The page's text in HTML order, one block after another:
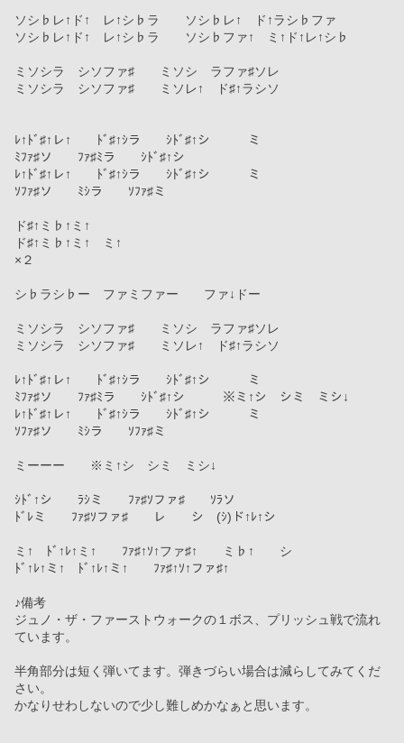
ソシ♭レ↑ド↑　レ↑シ♭ラ　　ソシ♭レ↑　ド↑ラシ♭ファ
ソシ♭レ↑ド↑　レ↑シ♭ラ　　ソシ♭ファ↑　ミ↑ド↑レ↑シ♭
ミソシラ　シソファ♯　　ミソシ　ラファ♯ソレ
ミソシラ　シソファ♯　　ミソレ↑　ド♯↑ラシソ
ﾚ↑ﾄﾞ♯↑レ↑　　ﾄﾞ♯↑ｼラ　　ｼﾄﾞ♯↑シ　　　ミ
ﾐﾌｧ♯ソ　　ﾌｧ♯ﾐラ　　ｼﾄﾞ♯↑シ
ﾚ↑ﾄﾞ♯↑レ↑　　ﾄﾞ♯↑ｼラ　　ｼﾄﾞ♯↑シ　　　ミ
ｿﾌｧ♯ソ　　ﾐｼラ　　ｿﾌｧ♯ミ
ド♯↑ミ♭↑ミ↑
ド♯↑ミ♭↑ミ↑　ミ↑
×２
シ♭ラシ♭ー　ファミファー　　ファ↓ドー
ミソシラ　シソファ♯　　ミソシ　ラファ♯ソレ
ミソシラ　シソファ♯　　ミソレ↑　ド♯↑ラシソ
ﾚ↑ﾄﾞ♯↑レ↑　　ﾄﾞ♯↑ｼラ　　ｼﾄﾞ♯↑シ　　　ミ
ﾐﾌｧ♯ソ　　ﾌｧ♯ﾐラ　　ｼﾄﾞ♯↑シ　　　※ミ↑シ　シミ　ミシ↓
ﾚ↑ﾄﾞ♯↑レ↑　　ﾄﾞ♯↑ｼラ　　ｼﾄﾞ♯↑シ　　　ミ
ｿﾌｧ♯ソ　　ﾐｼラ　　ｿﾌｧ♯ミ
ミーーー　　※ミ↑シ　シミ　ミシ↓
ｼﾄﾞ↑シ　　ﾗｼミ　　ﾌｧ♯ｿファ♯　　ｿﾗソ
ﾄﾞﾚミ　　ﾌｧ♯ｿファ♯　　レ　　シ　(ｼ)ド↑ﾚ↑シ
ミ↑　ﾄﾞ↑ﾚ↑ミ↑　　ﾌｧ♯↑ｿ↑ファ♯↑　　ミ♭↑　　シ
ﾄﾞ↑ﾚ↑ミ↑　ﾄﾞ↑ﾚ↑ミ↑　　ﾌｧ♯↑ｿ↑ファ♯↑
♪備考
ジュノ・ザ・ファーストウォークの１ボス、プリッシュ戦で流れ
ています。
半角部分は短く弾いてます。弾きづらい場合は減らしてみてくだ
さい。
かなりせわしないので少し難しめかなぁと思います。